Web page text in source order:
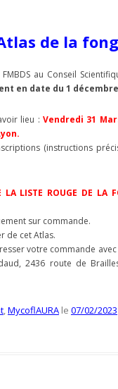
de la
au Conseil
en date du 1 décembre
lieu : Vendredi 31
(instructions
LA LISTE ROUGE DE LA
sur commande.
de cet Atlas.
votre commande
2436 route de
,MycoflAURA le 07/02/2023